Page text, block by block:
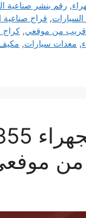
, رقم بنشر صناعية
السيارات, قراج صناعية
قريب من موقعي, كراج
, معدات سيارات,
اقرب بنشر
من